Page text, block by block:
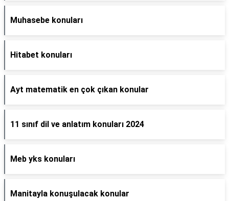
Muhasebe konuları
Hitabet konuları
Ayt matematik en çok çıkan konular
11 sınıf dil ve anlatım konuları 2024
Meb yks konuları
Manitayla konuşulacak konular